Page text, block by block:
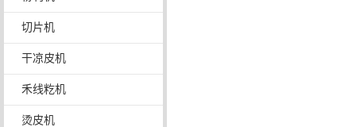
切片机
干凉皮机
禾线籺机
烫皮机